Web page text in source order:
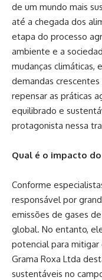
de um mundo mais
até a chegada dos
etapa do processo
ambiente e a
mudanças climáticas,
demandas
repensar as práticas
equilibrado e
protagonista nessa
Qual é o impacto
Conforme
responsável por
emissões de gases
global. No entanto,
potencial para mitigar
Grama Roxa Ltda
sustentáveis no